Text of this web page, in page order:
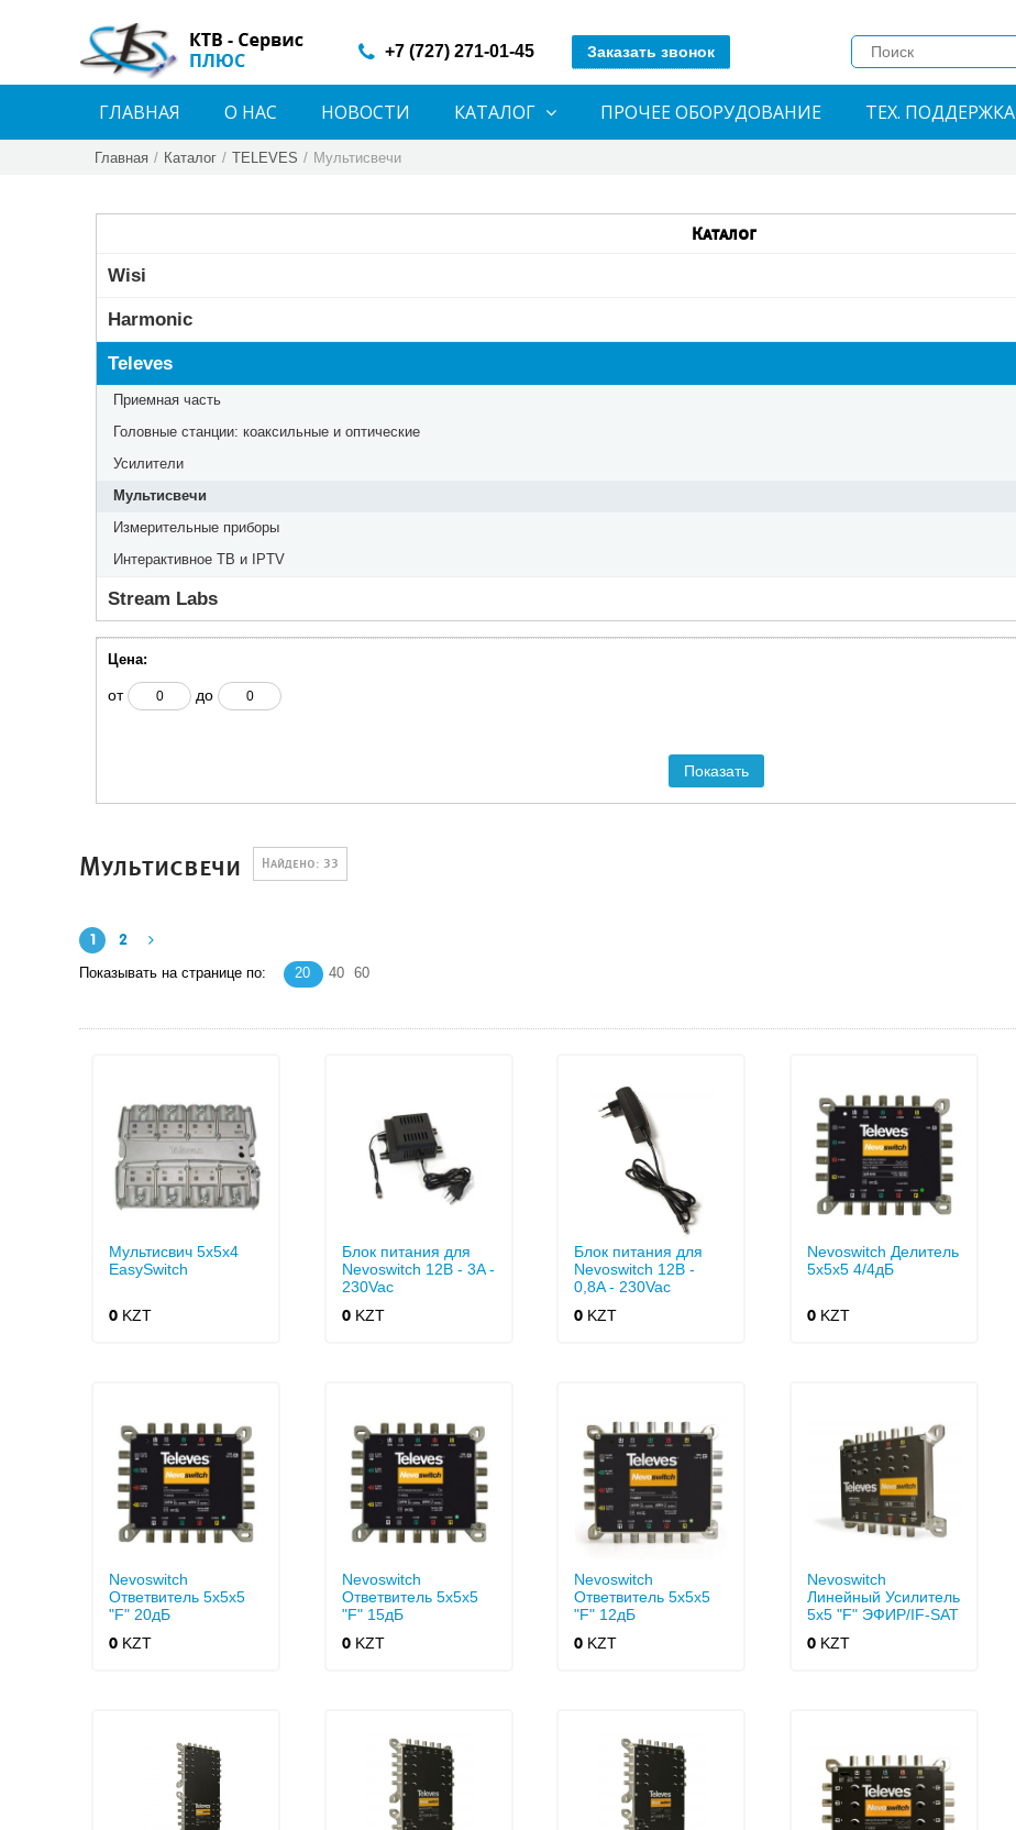
+7 (727) 271-01-45 Заказать звонок
ГЛАВНАЯ О НАС НОВОСТИ КАТАЛОГ ПРОЧЕЕ ОБОРУДОВАНИЕ ТЕХ. ПОДДЕРЖКА
Главная / Каталог / TELEVES / Мультисвечи
Каталог
Wisi
Harmonic
Televes
Приемная часть
Головные станции: коаксильные и оптические
Усилители
Мультисвечи
Измерительные приборы
Интерактивное ТВ и IPTV
Stream Labs
Цена:
от до
Показать
Мультисвечи Найдено: 33
1 2
Показывать на странице по: 20 40 60
Мультисвич 5x5x4
EasySwitch
0 KZT
Блок питания для
Nevoswitch 12В - 3A -
230Vac
0KZT
Блок питания для
Nevoswitch 12В -
0,8A - 230Vac
0 KZT
Nevoswitch Делитель
5x5x5 4/4дБ
0KZT
Nevoswitch
Ответвитель 5x5x5
"F" 20дБ
0 KZT
Nevoswitch
Ответвитель 5x5x5
"F" 15дБ
0KZT
Nevoswitch
Ответвитель 5x5x5
"F" 12дБ
0 KZT
Nevoswitch
Линейный Усилитель
5x5 "F" ЭФИР/IF-SAT
115дБмкВ
0KZT